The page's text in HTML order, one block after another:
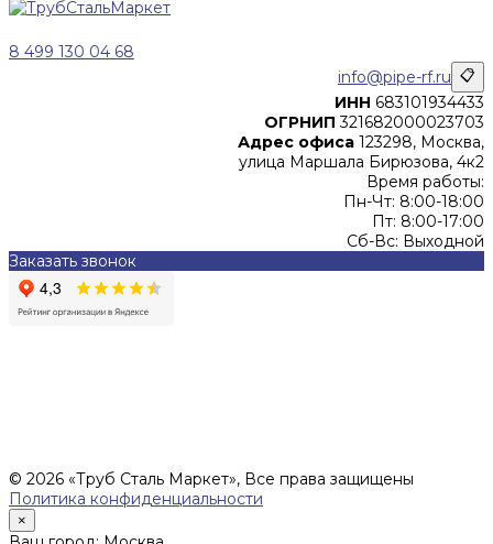
8 499 130 04 68
info@pipe-rf.ru 📋
ИНН 683101934433
ОГРНИП 321682000023703
Адрес офиса 123298, Москва,
улица Маршала Бирюзова, 4к2
Время работы:
Пн-Чт: 8:00-18:00
Пт: 8:00-17:00
Сб-Вс: Выходной
Заказать звонок
© 2026 «Труб Сталь Маркет», Все права защищены
Политика конфиденциальности
×